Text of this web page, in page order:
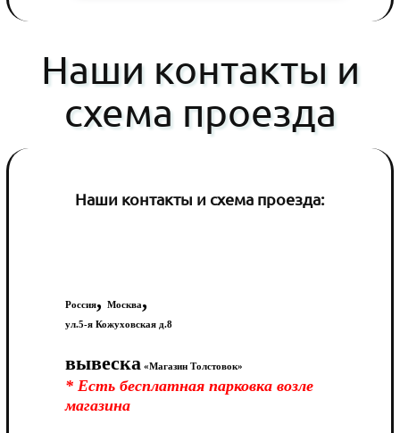
Наши контакты и
схема проезда
Наши контакты и схема проезда:
Россия, Москва,
ул.5-я Кожуховская д.8
вывеска «Магазин Толстовок»
* Есть бесплатная парковка возле
магазина